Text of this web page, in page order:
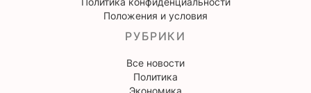
Положения и условия
РУБРИКИ
Все новости
Политика
Экономика